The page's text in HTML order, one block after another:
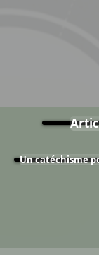
Un catéchisme